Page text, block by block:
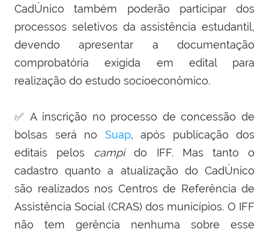
CadÚnico também poderão participar dos
processos seletivos da assistência estudantil,
devendo apresentar a documentação
comprobatória exigida em edital para
realização do estudo socioeconômico.
✅ A inscrição no processo de concessão de
bolsas será no Suap, após publicação dos
editais pelos campido IFF. Mas tanto o
cadastro quanto a atualização do CadÚnico
são realizados nos Centros de Referência de
Assistência Social (CRAS) dos municípios. O IFF
não tem gerência nenhuma sobre esse